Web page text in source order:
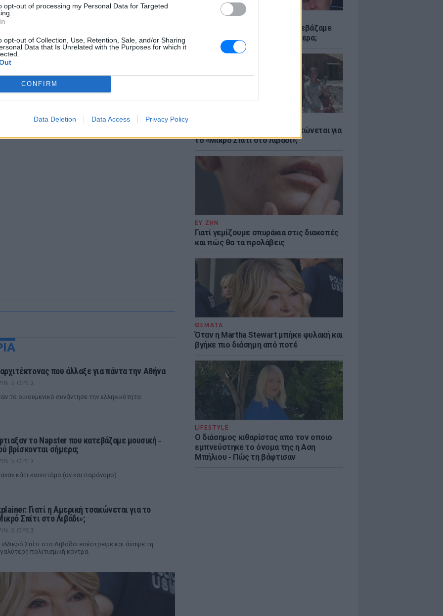
opt-out of processing my Personal Data for Targeted
opt-out of Collection, Use, Retention, Sale, and/or Sharing
Data that Is Unrelated with the Purposes for which it
CONFIRM
Data Deletion Data Access Privacy Policy
Έφτιαξαν το Napster που κατεβάζαμε
μουσική - Πού βρίσκονται σήμερα;
Explainer: Γιατί η Αμερική τσακώνεται για
το «Μικρό Σπίτι στο Λιβάδι»;
ΕΥ ΖΗΝ
Γιατί γεμίζουμε σπυράκια στις διακοπές
και πώς θα τα προλάβεις
ΘΕΜΑΤΑ
Όταν η Martha Stewart μπήκε φυλακή και
βγήκε πιο διάσημη από ποτέ
LIFESTYLE
Ο διάσημος κιθαρίστας απο τον οποιο
εμπνεύστηκε το όνομα της η Αση
Μπήλιου - Πώς τη βάφτισαν
στοGoogle Newsκαι μάθετε πρώτοιτα
νέα της ημέρας και ότι σου κάνει κλικ!
και στο Instagram
ΔΙΑΦΗΜΙΣΗ
που άλλαξε για πάντα την Αθήνα
5 ΏΡΕΣ
το οικουμενικό συνάντησε την ελληνικότητα
το Napster που κατεβάζαμε μουσική ‑
βρίσκονται σήμερα;
5 ΏΡΕΣ
κάτι καινοτόμο (αν και παράνομο)
Γιατί η Αμερική τσακώνεται για το
Σπίτι στο Λιβάδι»;
5 ΏΡΕΣ
«Μικρό Σπίτι στο Λιβάδι» επέστρεψε και άναψε τη
πολιτισμική κόντρα